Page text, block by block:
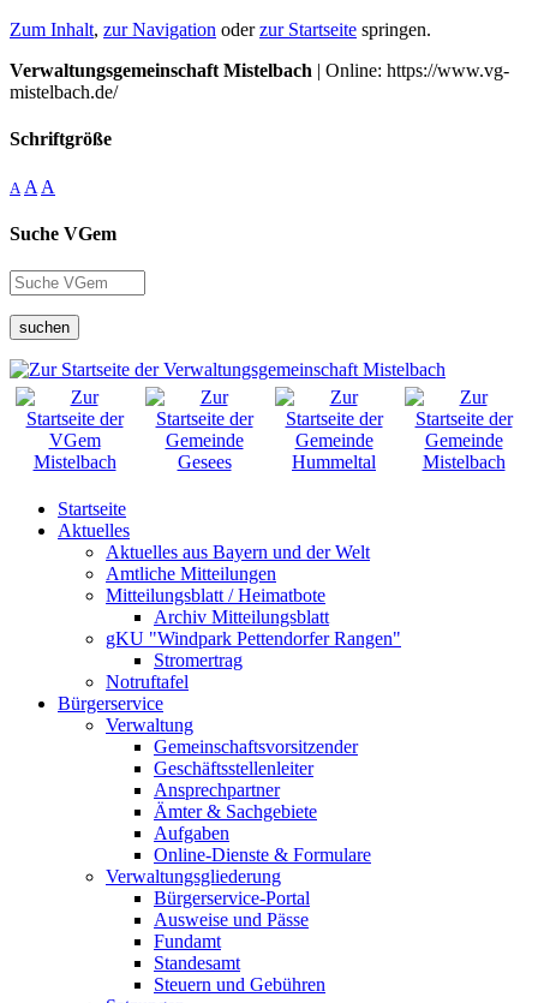
Zum Inhalt, zur Navigation oderzur Startseite springen.
Verwaltungsgemeinschaft Mistelbach | Online: https://www.vg-
mistelbach.de/
Schriftgröße
A A A
Suche VGem
suchen
Startseite
Aktuelles
Aktuelles aus Bayern und der Welt
Amtliche Mitteilungen
Mitteilungsblatt / Heimatbote
Archiv Mitteilungsblatt
gKU "Windpark Pettendorfer Rangen"
Stromertrag
Notruftafel
Bürgerservice
Verwaltung
Gemeinschaftsvorsitzender
Geschäftsstellenleiter
Ansprechpartner
Ämter & Sachgebiete
Aufgaben
Online-Dienste & Formulare
Verwaltungsgliederung
Bürgerservice-Portal
Ausweise und Pässe
Fundamt
Standesamt
Steuern und Gebühren